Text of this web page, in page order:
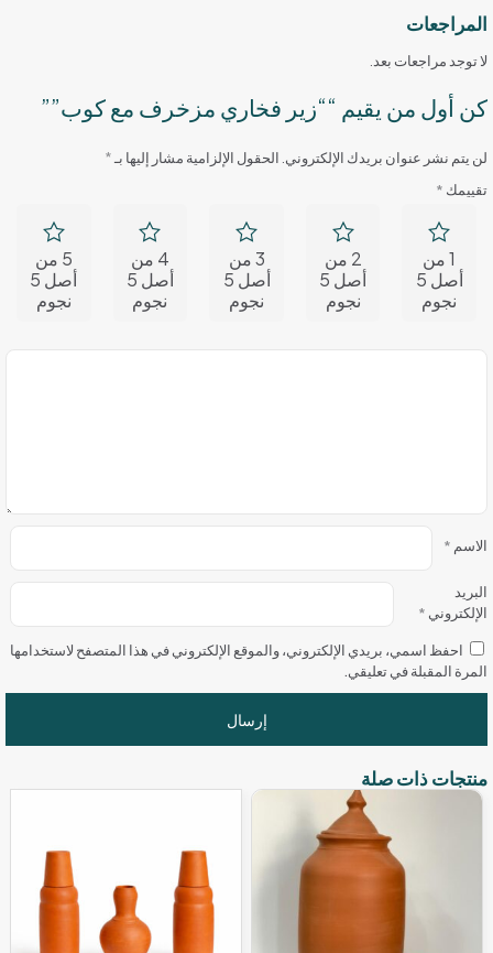
المراجعات
لا توجد مراجعات بعد.
كن أول من يقيم ““زير فخاري مزخرف مع كوب””
لن يتم نشر عنوان بريدك الإلكتروني. الحقول الإلزامية مشار إليها بـ*
تقييمك *
1 من
أصل 5
نجوم
2 من
أصل 5
نجوم
3 من
أصل 5
نجوم
4 من
أصل 5
نجوم
5 من
أصل 5
نجوم
الاسم *
البريد
الإلكتروني *
احفظ اسمي، بريدي الإلكتروني، والموقع الإلكتروني في هذا المتصفح لاستخدامها
المرة المقبلة في تعليقي.
منتجات ذات صلة